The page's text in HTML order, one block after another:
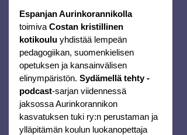
Espanjan Aurinkorannikolla
toimiva Costan kristillinen
kotikoulu yhdistää lempeän
pedagogiikan, suomenkielisen
opetuksen ja kansainvälisen
elinympäristön. Sydämellä tehty -
podcast-sarjan viidennessä
jaksossa Aurinkorannikon
kasvatuksen tuki ry:n perustaman ja
ylläpitämän koulun luokanopettaja